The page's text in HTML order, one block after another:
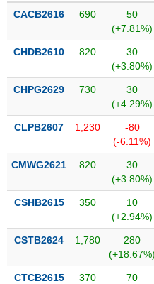
ký
quỹ
Danh
mục
phiếu
chi
CACB2616 690
50
(+7.81%)
CHDB2610 820
30
(+3.80%)
CHPG2629 730
30
(+4.29%)
CLPB2607 1,230
-80
(-6.11%)
CMWG2621 820
30
(+3.80%)
CSHB2615 350
10
(+2.94%)
CSTB2624 1,780
280
(+18.67%)
CTCB2615 370
70
XUẤT
LIỆU
TIN
(-)
SECTOR
NĂNG